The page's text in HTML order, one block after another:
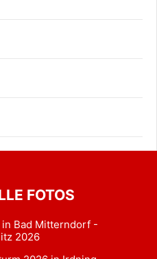
FOTOS
in Bad Mitterndorf -
2026